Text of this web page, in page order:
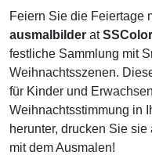
Feiern Sie die Feiertage
ausmalbilder at
festliche Sammlung mit
Weihnachtsszenen.
für Kinder und
Weihnachtsstimmung in
herunter, drucken Sie
mit dem Ausmalen!